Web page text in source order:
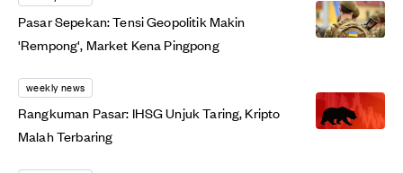
Pasar Sepekan: Tensi Geopolitik Makin
'Rempong', Market Kena Pingpong
weekly news
Rangkuman Pasar: IHSG Unjuk Taring, Kripto
Malah Terbaring